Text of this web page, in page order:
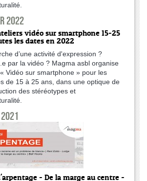
2022
vidéo sur smartphone 15-25
les dates en 2022
d’une activité d'expression ?
par la vidéo ? Magma asbl organise
Vidéo sur smartphone » pour les
de 15 à 25 ans, dans une optique de
des stéréotypes et
- De la marge au centre -